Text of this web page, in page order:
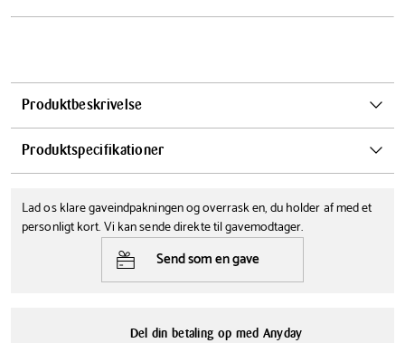
Produktbeskrivelse
Ønsker du at få den bedste aroma fra dine kaffebønner og samtidig
forhindrer at der kommer nye aflejringer. Din fuldautomatiske
kaffemaskine får et langt liv, hvis du kæler for den med disse
rengøringstabletter. Der er 10 stk. i pakken og de kan anvendes i alle
Siemens og Bosch fuldautomatiske kaffemaskiner.
Produktspecifikationer
Hvid Nej
Lad os klare gaveindpakningen og overrask en, du holder af med et
personligt kort. Vi kan sende direkte til gavemodtager.
Send som en gave
Del din betaling op med Anyday